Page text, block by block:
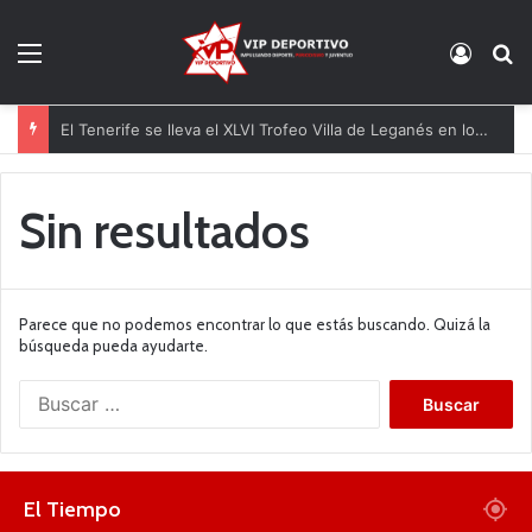
El Tenerife se lleva el XLVI Trofeo Villa de Leganés en los penaltis
Sin resultados
Parece que no podemos encontrar lo que estás buscando. Quizá la
búsqueda pueda ayudarte.
El Tiempo